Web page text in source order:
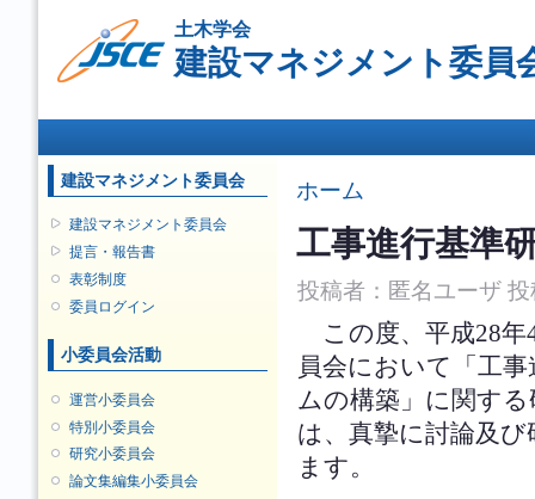
ン
コ
動
土木学会
建設マネジメント委員
建設マネジメント委員会
建設マネジメント委員会
提言・報告書
表彰制度
委員ログイン
小委員会活動
運営小委員会
特別小委員会
研究小委員会
論文集編集小委員会
現在地
ホーム
工事進行基準
投稿者： 匿名ユーザ 投
この度、平成28年
員会において「工
ムの構築」に関す
は、真摯に討論及
ます。